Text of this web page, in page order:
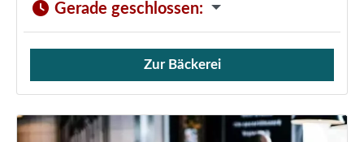
Gerade geschlossen:
Verkauf von Brötchen,
Zur Bäckerei